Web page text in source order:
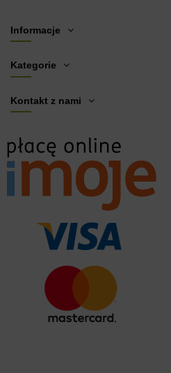
Informacje
Kategorie
Kontakt z nami